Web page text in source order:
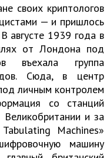
своих криптологов
— и пришлось
августе 1939 года в
от Лондона под
въехала группа
Сюда, в центр
личным контролем
со станций
Великобритании и за
Machines»
машину